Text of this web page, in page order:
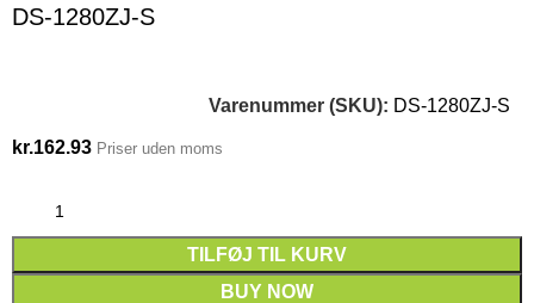
DS-1280ZJ-S
Varenummer (SKU): DS-1280ZJ-S
kr.162.93 Priser uden moms
TILFØJ TIL KURV
BUY NOW